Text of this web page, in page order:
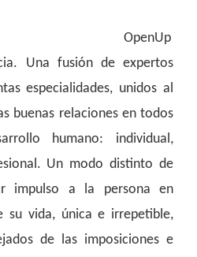
OpenUp
Una fusión de expertos
especialidades, unidos al
buenas relaciones en todos
humano: individual,
Un modo distinto de
impulso a la persona en
su vida, única e irrepetible,
de las imposiciones e